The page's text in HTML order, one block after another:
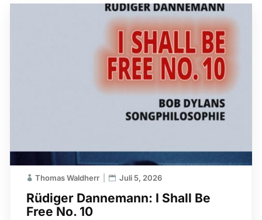
Rüdiger Dannemann: I Shall Be
Free No. 10
Thomas Waldherr Juli 5, 2026